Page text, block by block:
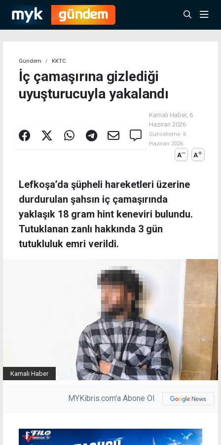
Gündem KKTC
İç çamaşırına gizlediği
uyuşturucuyla yakalandı
Kamalı Haber, 6
Haziran 2026
Güncelleme: 6
Haziran 2026
A A
Lefkoşa’da şüpheli hareketleri üzerine
durdurulan şahsın iç çamaşırında
yaklaşık 18 gram hint keneviri bulundu.
Tutuklanan zanlı hakkında 3 gün
tutukluluk emri verildi.
Kamalı Haber
MYKibris.com'a Abone Ol